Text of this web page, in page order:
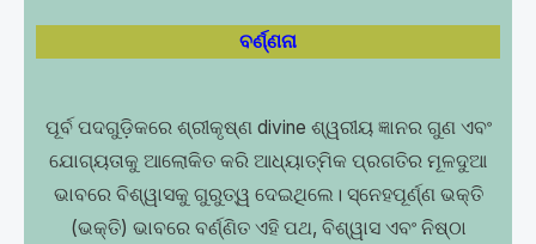
ବର୍ଣ୍ଣନା
ପୂର୍ବ ପଦଗୁଡ଼ିକରେ ଶ୍ରୀକୃଷ୍ଣ divine ଶ୍ୱରୀୟ ଜ୍ଞାନର ଗୁଣ ଏବଂ
ଯୋଗ୍ୟତାକୁ ଆଲୋକିତ କରି ଆଧ୍ୟାତ୍ମିକ ପ୍ରଗତିର ମୂଳଦୁଆ
ଭାବରେ ବିଶ୍ୱାସକୁ ଗୁରୁତ୍ୱ ଦେଇଥିଲେ। ସ୍ନେହପୂର୍ଣ୍ଣ ଭକ୍ତି
(ଭକ୍ତି) ଭାବରେ ବର୍ଣ୍ଣିତ ଏହି ପଥ, ବିଶ୍ୱାସ ଏବଂ ନିଷ୍ଠା